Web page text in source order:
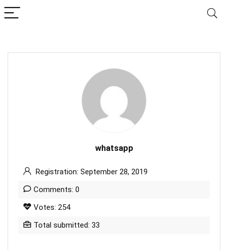
whatsapp
Registration: September 28, 2019
Comments: 0
Votes: 254
Total submitted: 33